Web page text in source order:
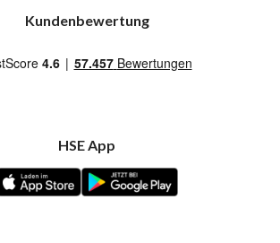
Kundenbewertung
HSE App